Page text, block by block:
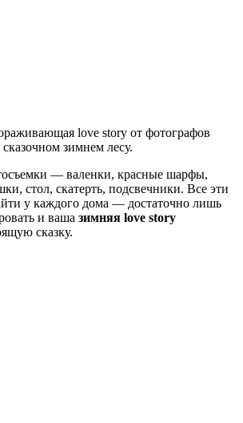
love story от фотографов
сказочном зимнем лесу.
— валенки, красные шарфы,
стол, скатерть, подсвечники. Все эти
у каждого дома — достаточно лишь
и ваша зимняя love story
сказку.